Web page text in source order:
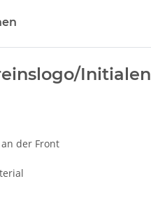
Initialen
der Front